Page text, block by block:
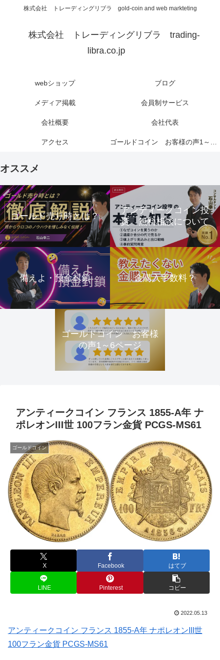
株式会社 トレーディングリブラ gold-coin and web markteting
株式会社 トレーディングリブラ trading-
libra.co.jp
webショップ ブログ
メディア掲載 会員制サービス
会社概要 会社代表
アクセス ゴールドコイン お客様の声1～6ページ
オススメ
ゴールド売り時とは？
アンティークコイン投
資 無料相談について
備えよ・預金封鎖 金購入手数料？
ゴールドコイン お客様
の声1～6ページ
アンティークコイン フランス 1855-A年 ナ
ポレオンIII世 100フラン金貨 PCGS-MS61
ゴールドコイン
X Facebook はてブ
LINE Pinterest コピー
2022.05.13
アンティークコイン フランス 1855-A年 ナポレオンIII世
100フラン金貨 PCGS-MS61